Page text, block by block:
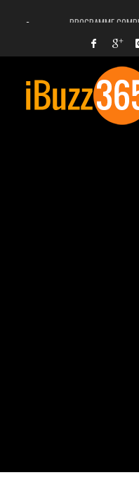
PROGRAMME
FACEBOOK, INSTAGRAM ET
UNE VIDÉO 4K MONTRE
LANCEMENT
DÉCÈS DE L’EX-